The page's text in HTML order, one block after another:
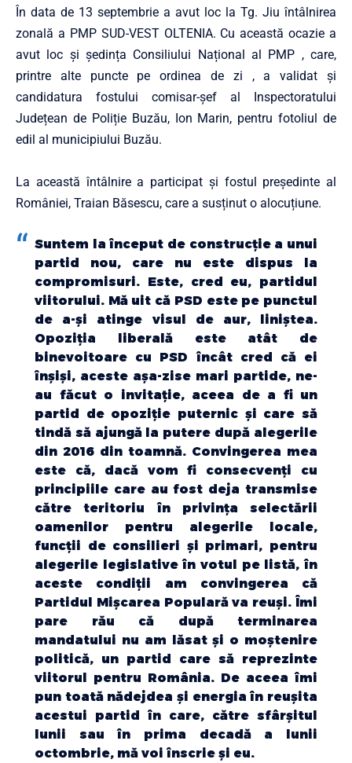
În data de 13 septembrie a avut loc la Tg. Jiu întâlnirea
zonală a PMP SUD-VEST OLTENIA. Cu această ocazie a
avut loc și ședința Consiliului Național al PMP , care,
printre alte puncte pe ordinea de zi , a validat și
candidatura fostului comisar-șef al Inspectoratului
Județean de Poliție Buzău, Ion Marin, pentru fotoliul de
edil al municipiului Buzău.
La această întâlnire a participat și fostul președinte al
României, Traian Băsescu, care a susținut o alocuțiune.
Suntem la început de construcție a unui
partid nou, care nu este dispus la
compromisuri. Este, cred eu, partidul
viitorului. Mă uit că PSD este pe punctul
de a-și atinge visul de aur, liniștea.
Opoziția liberală este atât de
binevoitoare cu PSD încât cred că ei
înșiși, aceste așa-zise mari partide, ne-
au făcut o invitație, aceea de a fi un
partid de opoziție puternic și care să
tindă să ajungă la putere după alegerile
din 2016 din toamnă. Convingerea mea
este că, dacă vom fi consecvenți cu
principiile care au fost deja transmise
către teritoriu în privința selectării
oamenilor pentru alegerile locale,
funcții de consilieri și primari, pentru
alegerile legislative în votul pe listă, în
aceste condiții am convingerea că
Partidul Mișcarea Populară va reuși. Îmi
pare rău că după terminarea
mandatului nu am lăsat și o moștenire
politică, un partid care să reprezinte
viitorul pentru România. De aceea îmi
pun toată nădejdea și energia în reușita
acestui partid în care, către sfârșitul
lunii sau în prima decadă a lunii
octombrie, mă voi înscrie și eu.